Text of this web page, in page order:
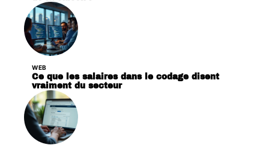
WEB
Ce que les salaires dans le codage disent
vraiment du secteur